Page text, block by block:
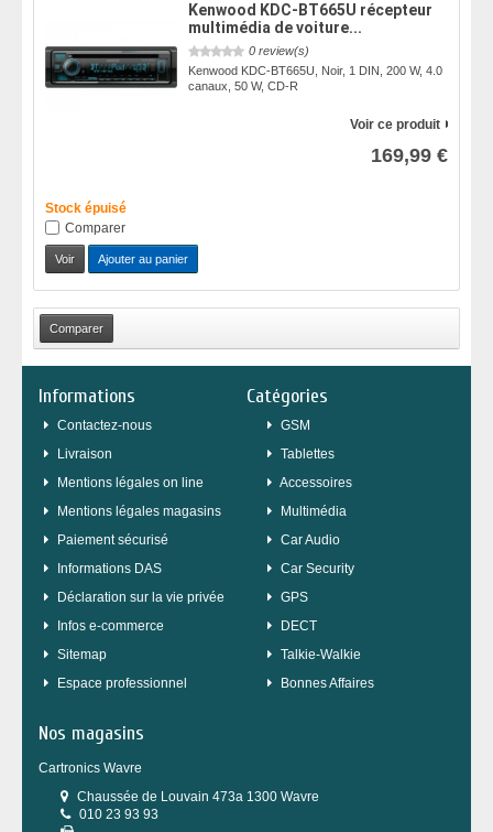
Kenwood KDC-BT665U récepteur
multimédia de voiture...
0 review(s)
Kenwood KDC-BT665U, Noir, 1 DIN, 200 W, 4.0
canaux, 50 W, CD-R
Voir ce produit
169,99 €
Stock épuisé
Comparer
Voir Ajouter au panier
Informations
Contactez-nous
Livraison
Mentions légales on line
Mentions légales magasins
Paiement sécurisé
Informations DAS
Déclaration sur la vie privée
Infos e-commerce
sitemap
Espace professionnel
Catégories
GSM
Tablettes
Accessoires
Multimédia
Car Audio
Car Security
GPS
DECT
Talkie-Walkie
Bonnes Affaires
Nos magasins
Cartronics Wavre
Chaussée de Louvain 473a 1300 Wavre
010 23 93 93